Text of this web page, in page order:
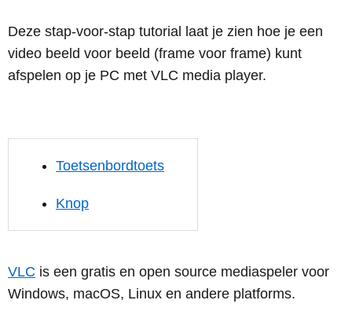
Deze stap-voor-stap tutorial laat je zien hoe je een
video beeld voor beeld (frame voor frame) kunt
afspelen op je PC met VLC media player.
Toetsenbordtoets
Knop
VLC is een gratis en open source mediaspeler voor
Windows, macOS, Linux en andere platforms.